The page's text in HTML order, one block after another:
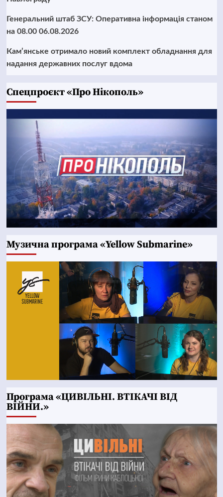
Генеральний штаб ЗСУ: Оперативна інформація станом
на 08.00 06.08.2026
Кам’янське отримало новий комплект обладнання для
надання державних послуг вдома
Cпецпроєкт «Про Нікополь»
Музична програма «Yellow Submarine»
Програма «ЦИВІЛЬНІ. ВТІКАЧІ ВІД
ВІЙНИ.»